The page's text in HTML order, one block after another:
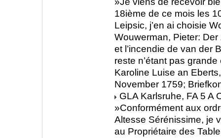
18ième de ce mois les
Leipsic, j’en ai choisie
Wouwerman, Pieter:
et l’incendie de van der
reste n’étant pas
Karoline Luise an
November 1759;
GLA Karlsruhe, FA 5 A
»Conformément aux
Altesse Sérénissime, je
au Propriétaire des